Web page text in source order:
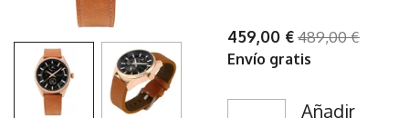
459,00 €489,00 €
Envío gratis
Añadir